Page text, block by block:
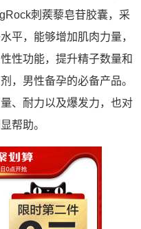
刺蒺藜皂苷胶囊，采
平，能够增加肌肉力量，
性功能，提升精子数量和
，男性备孕的必备产品。
、耐力以及爆发力，也对
帮助。